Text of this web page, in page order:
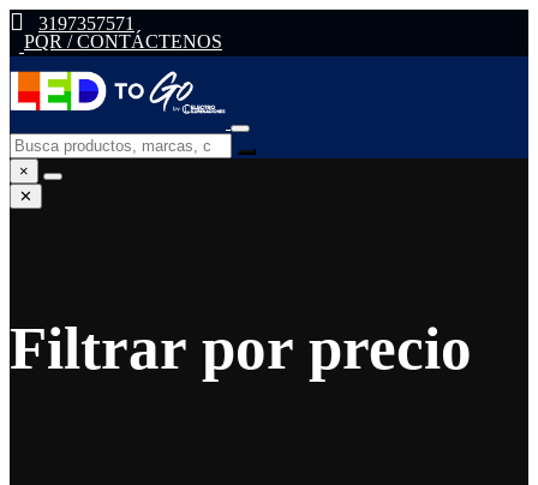
3197357571
PQR / CONTÁCTENOS
×
✕
Filtrar por precio